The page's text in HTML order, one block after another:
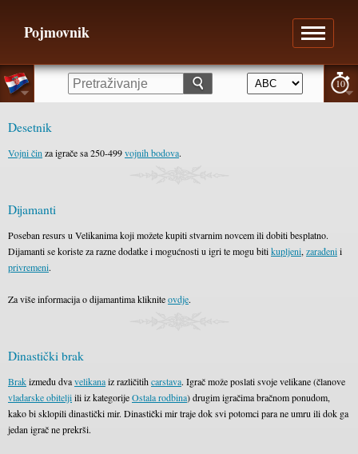
10
Pojmovnik
Desetnik
Vojni čin za igrače sa 250-499vojnih bodova.
Dijamanti
Poseban resurs u Velikanima koji možete kupiti stvarnim novcem ili dobiti besplatno.
Dijamanti se koriste za razne dodatke i mogućnosti u igri te mogu bitikupljeni, zarađenii
privremeni.
Za više informacija o dijamantima klikniteovdje.
Dinastički brak
Brakizmeđu dvavelikanaiz različitihcarstava. Igrač može poslati svoje velikane (članove
vladarske obiteljiili iz kategorijeOstala rodbina) drugim igračima bračnom ponudom,
kako bi sklopili dinastički mir. Dinastički mir traje dok svi potomci para ne umru ili dok ga
jedan igrač ne prekrši.